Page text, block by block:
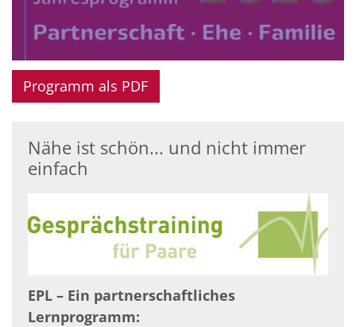
Programm als PDF
Nähe ist schön... und nicht immer
einfach
EPL – Ein partnerschaftliches
Lernprogramm: